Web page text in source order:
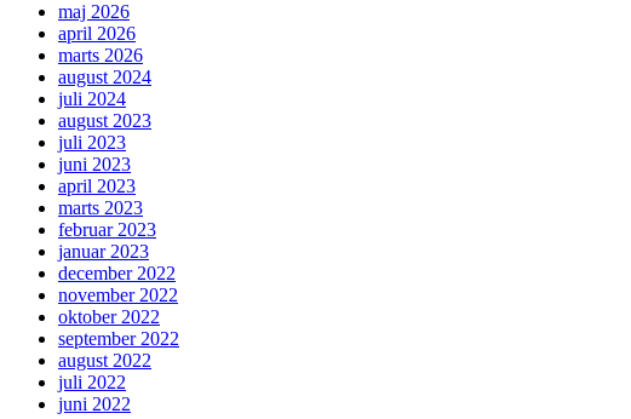
maj 2026
april 2026
marts 2026
august 2024
juli 2024
august 2023
juli 2023
juni 2023
april 2023
marts 2023
februar 2023
januar 2023
december 2022
november 2022
oktober 2022
september 2022
august 2022
juli 2022
juni 2022